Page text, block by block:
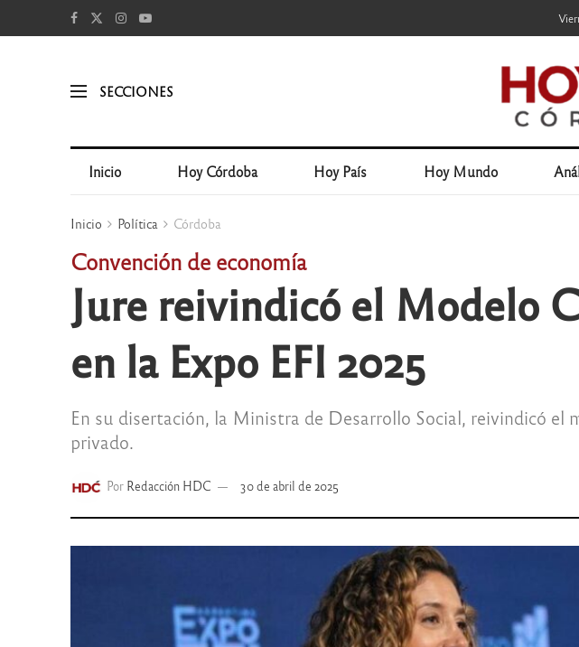
SECCIONES
Inicio Hoy Córdoba Hoy País Hoy Mundo
Inicio Política Córdoba
Convención de economía
Jure reivindicó el Modelo
en la Expo EFI 2025
En su disertación, la Ministra de Desarrollo Social, reivindicó el
privado.
Por Redacción HDC 30 de abril de 2025